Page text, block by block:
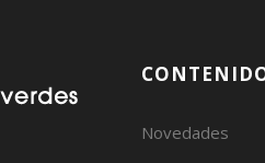
Novedades